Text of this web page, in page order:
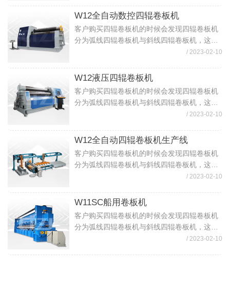
下面我就来说说两种四辊卷板机区别（1）R...
W12全自动数控四辊卷板机
客户购买四辊卷板机的时候会发现四辊卷板机
分为弧线四辊卷板机与斜线四辊卷板机，这个
时候客户就比较难选择了，那弧线四辊卷板机
下面我就来说说两种四辊卷板机区别（1）R...
/ 2023-02-10
W12液压四辊卷板机
客户购买四辊卷板机的时候会发现四辊卷板机
分为弧线四辊卷板机与斜线四辊卷板机，这个
时候客户就比较难选择了，那弧线四辊卷板机
下面我就来说说两种四辊卷板机区别（1）R...
/ 2023-02-10
W12全自动四辊卷板机生产线
客户购买四辊卷板机的时候会发现四辊卷板机
分为弧线四辊卷板机与斜线四辊卷板机，这个
时候客户就比较难选择了，那弧线四辊卷板机
下面我就来说说两种四辊卷板机区别（1）R...
/ 2023-02-10
W11SC船用卷板机
客户购买四辊卷板机的时候会发现四辊卷板机
分为弧线四辊卷板机与斜线四辊卷板机，这个
时候客户就比较难选择了，那弧线四辊卷板机
/ 2023-02-10